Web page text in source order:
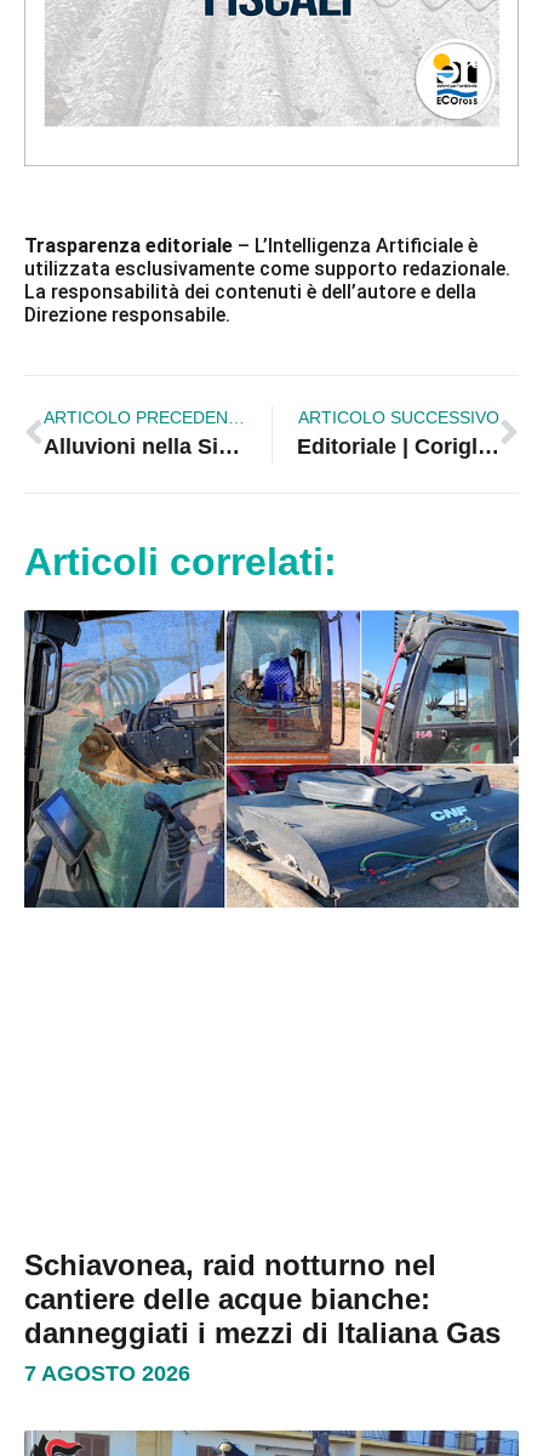
Trasparenza editoriale – L’Intelligenza Artificiale è
utilizzata esclusivamente come supporto redazionale.
La responsabilità dei contenuti è dell’autore e della
Direzione responsabile.
ARTICOLO PRECEDENTE
Alluvioni nella Sibaritide, incontro in Regione con il comitato “I Guardiani del Crati”
ARTICOLO SUCCESSIVO
Editoriale | Corigliano-Rossano, amministrare o governare: serve una nuova classe dirigente?
Articoli correlati:
Schiavonea, raid notturno nel
cantiere delle acque bianche:
danneggiati i mezzi di Italiana Gas
7 AGOSTO 2026